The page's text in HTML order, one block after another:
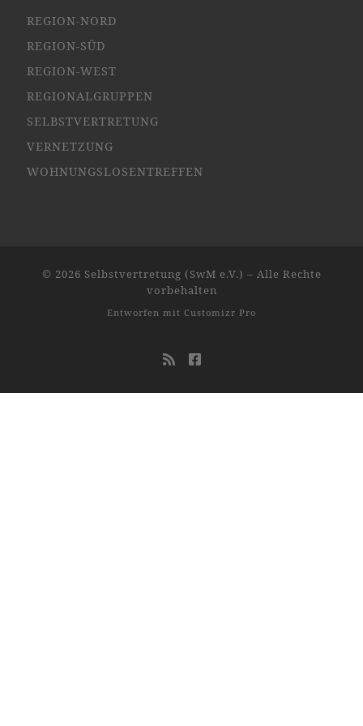
REGION-NORD
REGION-SÜD
REGION-WEST
REGIONALGRUPPEN
SELBSTVERTRETUNG
VERNETZUNG
WOHNUNGSLOSENTREFFEN
© 2026 Selbstvertretung (SwM e.V.) – Alle Rechte
vorbehalten
Entworfen mit Customizr Pro